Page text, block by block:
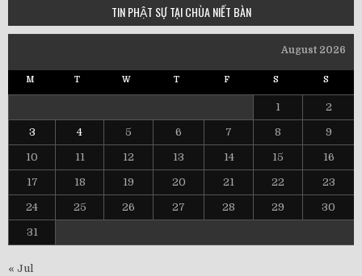
TIN PHẬT SỰ TẠI CHÙA NIẾT BÀN
August 2026
M T W T F S S
1 2
3 4 5 6 7 8 9
10 11 12 13 14 15 16
17 18 19 20 21 22 23
24 25 26 27 28 29 30
31
« Jul